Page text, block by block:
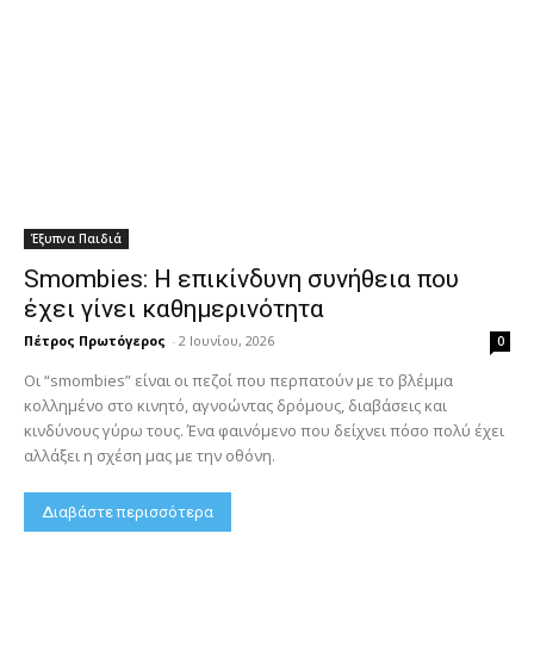
Έξυπνα Παιδιά
Smombies: Η επικίνδυνη συνήθεια που
έχει γίνει καθημερινότητα
Πέτρος Πρωτόγερος - 2 Ιουνίου, 2026 0
Οι “smombies” είναι οι πεζοί που περπατούν με το βλέμμα
κολλημένο στο κινητό, αγνοώντας δρόμους, διαβάσεις και
κινδύνους γύρω τους. Ένα φαινόμενο που δείχνει πόσο πολύ έχει
αλλάξει η σχέση μας με την οθόνη.
Διαβάστε περισσότερα